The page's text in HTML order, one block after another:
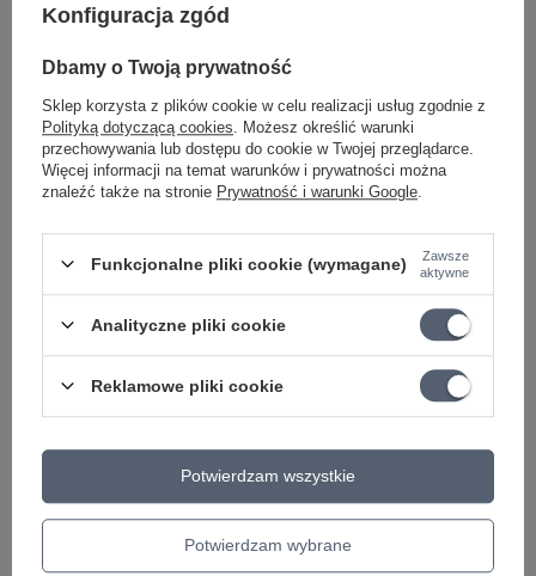
Efekt gitarowy Marshall
Guv'nor PEDL-00101-E
distortion re-issue
+ Dodaj do porównania
Wzmacniacz lampowy
Marshall Origin20H
głowa lampowa 20W
+ Dodaj do porównania
Konfiguracja zgód
Dbamy o Twoją prywatność
Sklep korzysta z plików cookie w celu realizacji usług zgodnie z
Polityką dotyczącą cookies . Możesz określić warunki
przechowywania lub dostępu do cookie w Twojej przeglądarce.
Więcej informacji na temat warunków i prywatności można
znaleźć także na stronie Prywatność i warunki Google
Funkcjonalne pliki cookie (wymagane)
Zawsze
aktywne
Analityczne pliki cookie
Reklamowe pliki cookie
Potwierdzam wybrane
Potwierdzam wszystkie